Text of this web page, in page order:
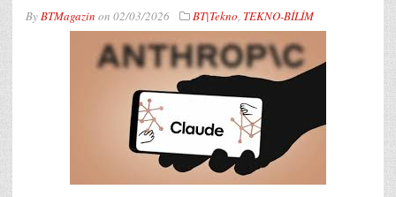
ByBTMagazin on 02/03/2026 BT|Tekno, TEKNO-BİLİM